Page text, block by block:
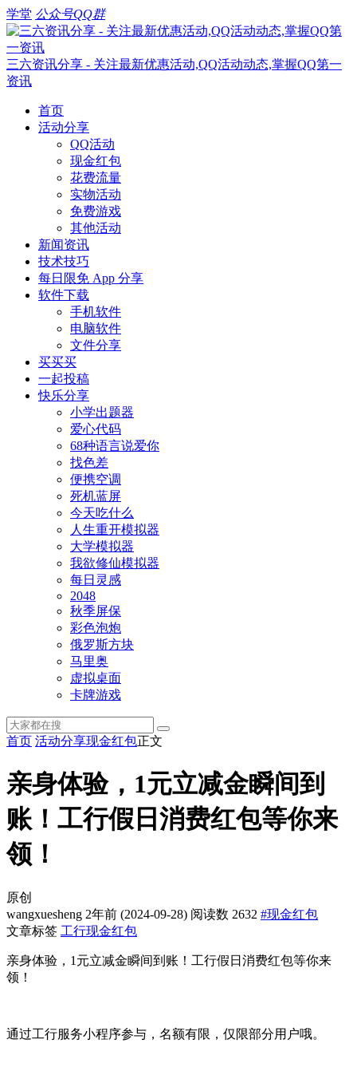
学堂 公众号QQ群
三六资讯分享 - 关注最新优惠活动,QQ活动动态,掌握QQ第一
资讯
首页
活动分享
QQ活动
现金红包
花费流量
实物活动
免费游戏
其他活动
新闻资讯
技术技巧
每日限免 App 分享
软件下载
手机软件
电脑软件
文件分享
买买买
一起投稿
快乐分享
小学出题器
爱心代码
68种语言说爱你
找色差
便携空调
死机蓝屏
今天吃什么
人生重开模拟器
大学模拟器
我欲修仙模拟器
每日灵感
2048
秋季屏保
彩色泡炮
俄罗斯方块
马里奥
虚拟桌面
卡牌游戏
首页 活动分享现金红包正文
亲身体验，1元立减金瞬间到
账！工行假日消费红包等你来
领！
原创
wangxuesheng 2年前 (2024-09-28) 阅读数 2632 #现金红包
文章标签 工行现金红包
亲身体验，1元立减金瞬间到账！工行假日消费红包等你来
领！
通过工行服务小程序参与，名额有限，仅限部分用户哦。